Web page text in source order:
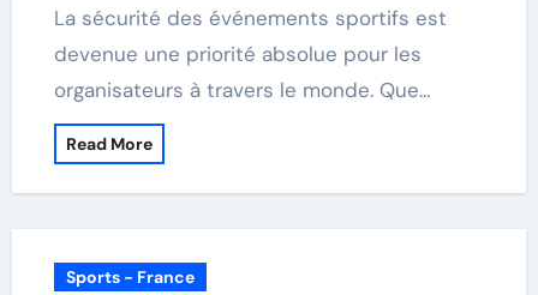
La sécurité des événements sportifs est
devenue une priorité absolue pour les
organisateurs à travers le monde. Que…
Read More
Sports - France